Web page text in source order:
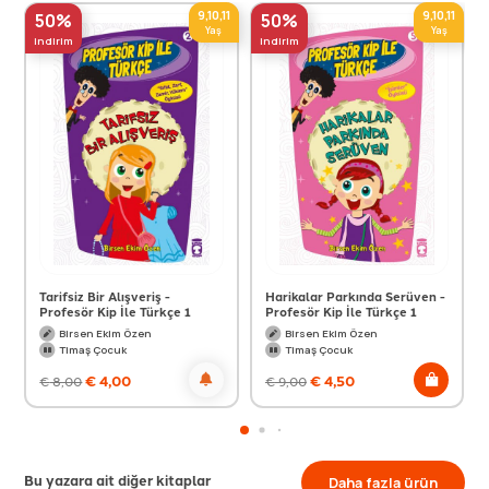
50%
indirim
9,10,11
Yaş
Tarifsiz Bir Alışveriş -
Profesör Kip İle Türkçe 1
Birsen Ekim Özen
Timaş Çocuk
€8,00€4,00
50%
indirim
9,10,11
Yaş
Harikalar Parkında Serüven -
Profesör Kip İle Türkçe 1
Birsen Ekim Özen
Timaş Çocuk
€9,00€4,50
Bu yazara ait diğer kitaplar Daha fazla ürün